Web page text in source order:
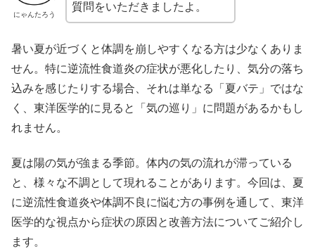
にゃんたろう
質問をいただきましたよ。
暑い夏が近づくと体調を崩しやすくなる方は少なくありま
せん。特に逆流性食道炎の症状が悪化したり、気分の落ち
込みを感じたりする場合、それは単なる「夏バテ」ではな
く、東洋医学的に見ると「気の巡り」に問題があるかもし
れません。
夏は陽の気が強まる季節。体内の気の流れが滞っている
と、様々な不調として現れることがあります。今回は、夏
に逆流性食道炎や体調不良に悩む方の事例を通して、東洋
医学的な視点から症状の原因と改善方法についてご紹介し
ます。